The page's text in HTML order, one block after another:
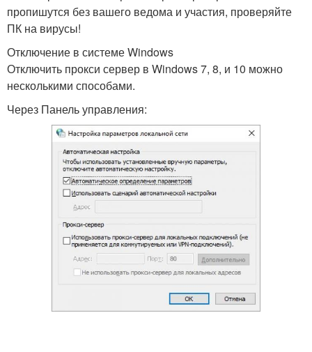
пропишутся без вашего ведома и участия, проверяйте
ПК на вирусы!
Отключение в системе Windows
Отключить прокси сервер в Windows 7, 8, и 10 можно
несколькими способами.
Через Панель управления: